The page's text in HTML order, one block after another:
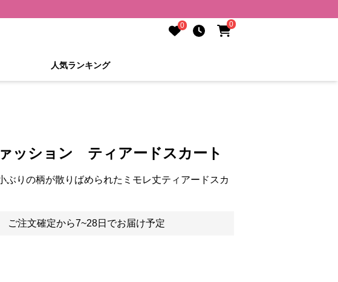
0 0
人気ランキング
ッション ティアードスカート
ぶりの柄が散りばめられたミモレ丈ティアードスカ
ご注文確定から7~28日でお届け予定